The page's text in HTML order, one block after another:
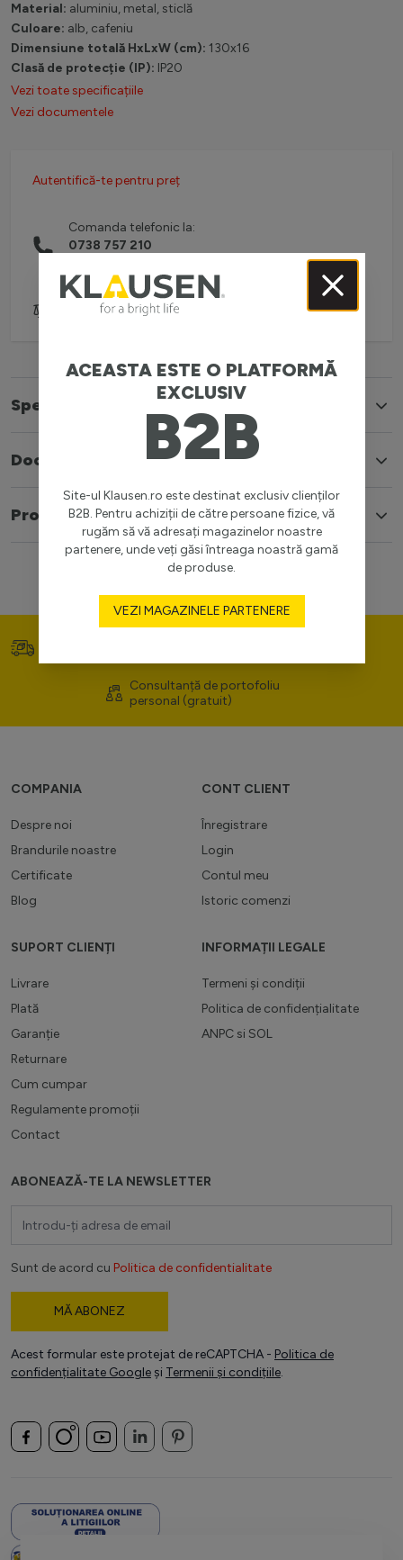
Material: aluminiu, metal, sticlă
Culoare: alb, cafeniu
Dimensiune totală HxLxW (cm): 130x16
Clasă de protecție (IP): IP20
Vezi toate specificațiile
Vezi documentele
Autentifică-te pentru preț
Comanda telefonic la:
0738 757 210
Adaugă pentru comparare
Specificatii
Documente
Produse similare
ACEASTA ESTE O PLATFORMĂ
EXCLUSIV
B2B
Site-ul Klausen.ro este destinat exclusiv clienților
B2B. Pentru achiziții de către persoane fizice, vă
rugăm să vă adresați magazinelor noastre
partenere, unde veți găsi întreaga noastră gamă
de produse.
VEZI MAGAZINELE PARTENERE
Consultanță de portofoliu
personal (gratuit)
COMPANIA
Despre noi
Brandurile noastre
Certificate
Blog
CONT CLIENT
Înregistrare
Login
Contul meu
Istoric comenzi
SUPORT CLIENȚI
Livrare
Plată
Garanție
Returnare
Cum cumpar
Regulamente promoții
Contact
INFORMAȚII LEGALE
Termeni și condiții
Politica de confidențialitate
ANPC si SOL
ABONEAZĂ-TE LA NEWSLETTER
Sunt de acord cu Politica de confidentialitate
MĂ ABONEZ
Acest formular este protejat de reCAPTCHA - Politica de
confidențialitate Google și Termenii și condițiile.